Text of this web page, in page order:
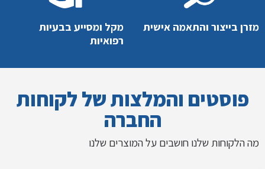
מזרן בייצור והתאמה אישית
מקל ומסייע בבעיות
רפואיות
פוסטים והמלצות של לקוחות
החברה
מה הלקוחות שלנו חושבים על המוצרים שלנו